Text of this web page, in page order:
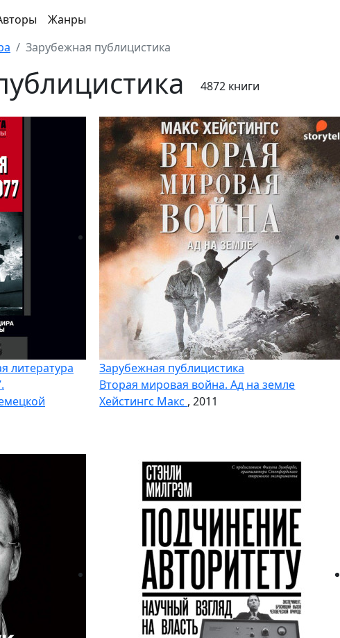
Жанры
Зарубежная публицистика
4872 книги
литература
Зарубежная публицистика
Вторая мировая война. Ад на земле
Хейстингс Макс , 2011